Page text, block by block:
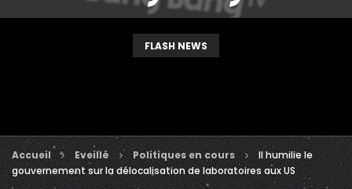
FLASH NEWS
Accueil Eveillé Politiques en cours
Il humilie le
gouvernement sur la délocalisation de laboratoires aux US